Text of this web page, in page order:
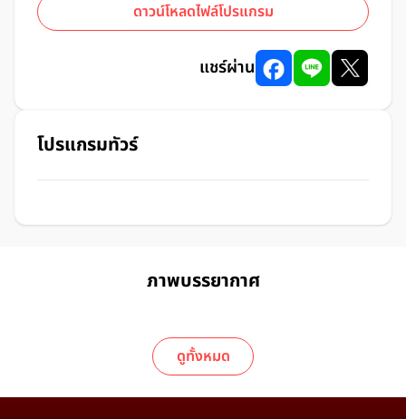
ดาวน์โหลดไฟล์โปรแกรม
แชร์ผ่าน
โปรแกรมทัวร์
ภาพบรรยากาศ
ดูทั้งหมด